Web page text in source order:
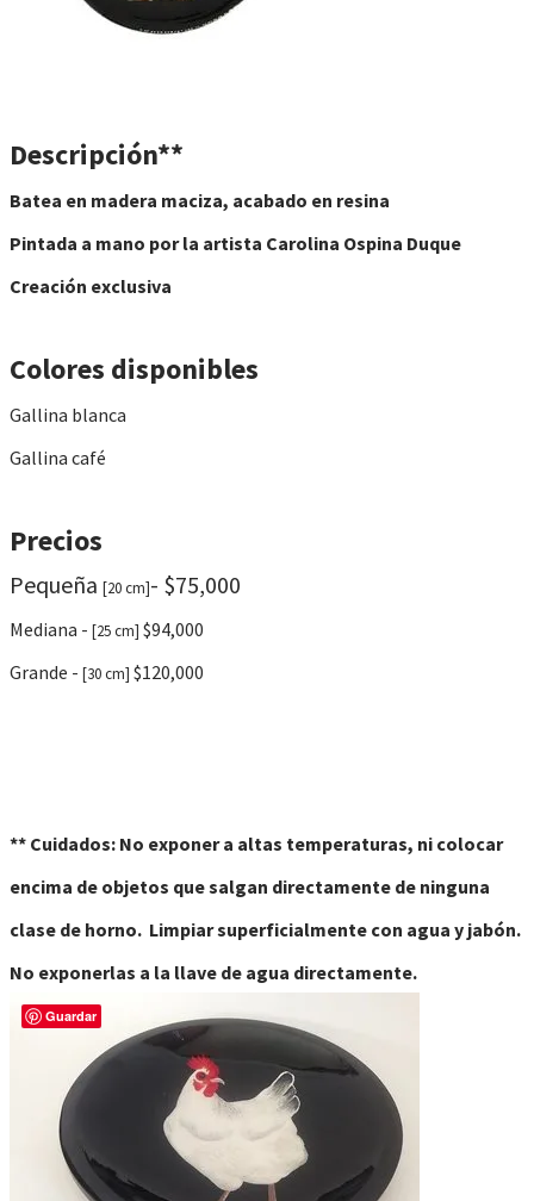
Descripción**
Batea en madera maciza, acabado en resina
Pintada a mano por la artista Carolina Ospina Duque
Creación exclusiva
Colores disponibles
Gallina blanca
Gallina café
Precios
Pequeña [20 cm]- $75,000
Mediana - [25 cm] $94,000
Grande - [30 cm] $120,000
** Cuidados: No exponer a altas temperaturas, ni colocar
encima de objetos que salgan directamente de ninguna
clase de horno. Limpiar superficialmente con agua y jabón.
No exponerlas a la llave de agua directamente.
Guardar